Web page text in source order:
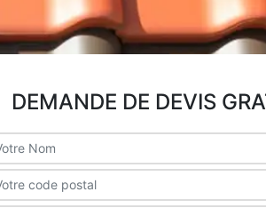
DEMANDE DE DEVIS